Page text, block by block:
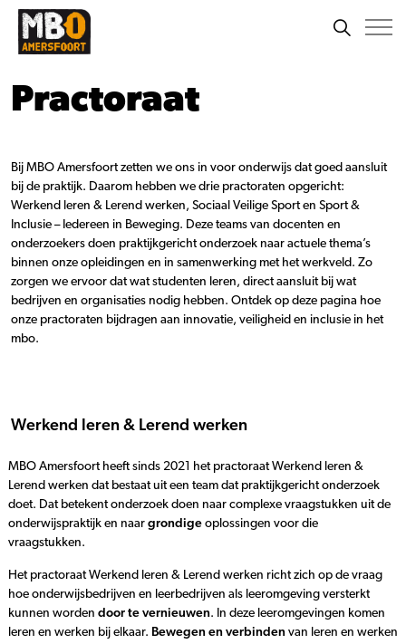
Practoraat
Bij MBO Amersfoort zetten we ons in voor onderwijs dat goed aansluit
bij de praktijk. Daarom hebben we drie practoraten opgericht:
Werkend leren & Lerend werken, Sociaal Veilige Sport en Sport &
Inclusie – Iedereen in Beweging. Deze teams van docenten en
onderzoekers doen praktijkgericht onderzoek naar actuele thema’s
binnen onze opleidingen en in samenwerking met het werkveld. Zo
zorgen we ervoor dat wat studenten leren, direct aansluit bij wat
bedrijven en organisaties nodig hebben. Ontdek op deze pagina hoe
onze practoraten bijdragen aan innovatie, veiligheid en inclusie in het
mbo.
Werkend leren & Lerend werken
MBO Amersfoort heeft sinds 2021 het practoraat Werkend leren &
Lerend werken dat bestaat uit een team dat praktijkgericht onderzoek
doet. Dat betekent onderzoek doen naar complexe vraagstukken uit de
onderwijspraktijk en naar grondige oplossingen voor die
vraagstukken.
Het practoraat Werkend leren & Lerend werken richt zich op de vraag
hoe onderwijsbedrijven en leerbedrijven als leeromgeving versterkt
kunnen worden door te vernieuwen. In deze leeromgevingen komen
leren en werken bij elkaar. Bewegen en verbinden van leren en werken